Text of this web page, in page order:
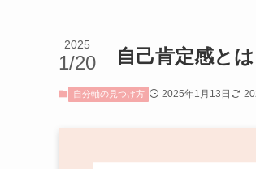
自己肯定感と
2025
1/20
自分軸の見つけ方 2025年1月13日